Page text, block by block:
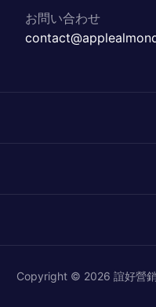
お問い合わせ
Copyright © 2026 誼好營